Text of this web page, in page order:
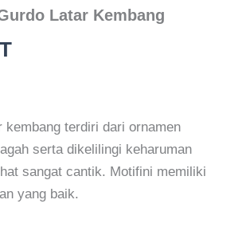
Latar Kembang
kembang terdiri dari ornamen
serta dikelilingi keharuman
sangat cantik. Motifini memiliki
yang baik.